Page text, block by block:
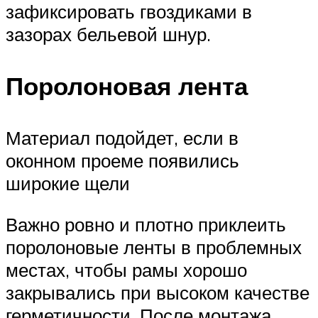
зафиксировать гвоздиками в
зазорах бельевой шнур.
Поролоновая лента
Материал подойдет, если в
оконном проеме появились
широкие щели
Важно ровно и плотно приклеить
поролоновые ленты в проблемных
местах, чтобы рамы хорошо
закрывались при высоком качестве